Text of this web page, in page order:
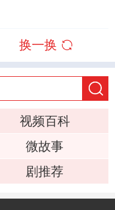
换一换
视频百科
微故事
剧推荐